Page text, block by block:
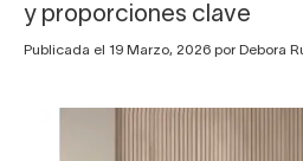
y proporciones clave
Publicada el 19 Marzo, 2026 por Debora